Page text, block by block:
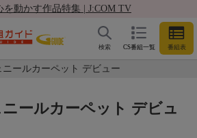
を動かす作品特集 | J:COM TV
CS番組一覧 番組表
検索
ニールカーペット デビュー
ールカーペット デビュ